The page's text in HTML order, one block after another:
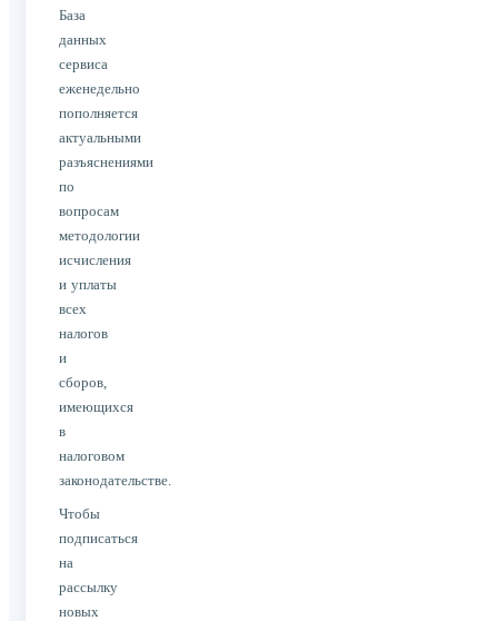
База
данных
сервиса
еженедельно
пополняется
актуальными
разъяснениями
по
вопросам
методологии
исчисления
и уплаты
всех
налогов
и
сборов,
имеющихся
в
налоговом
законодательстве.
Чтобы
подписаться
на
рассылку
новых